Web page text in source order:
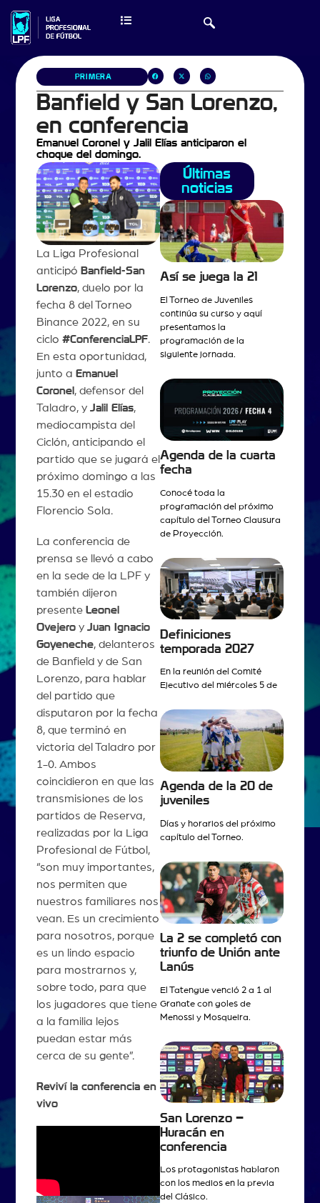
PRIMERA
Banfield y San Lorenzo,
en conferencia
Emanuel Coronel y Jalil Elías anticiparon el
choque del domingo.
La Liga Profesional
anticipó Banfield-San
Lorenzo, duelo por la
fecha 8 del Torneo
Binance 2022, en su
ciclo #ConferenciaLPF.
En esta oportunidad,
junto a Emanuel
Coronel , defensor del
Taladro, y Jalil Elías,
mediocampista del
Ciclón, anticipando el
partido que se jugará el
próximo domingo a las
15.30 en el estadio
Florencio Sola.
La conferencia de
prensa se llevó a cabo
en la sede de la LPF y
también dijeron
presente Leonel
Ovejeroy Juan Ignacio
Goyeneche, delanteros
de Banfield y de San
Lorenzo, para hablar
del partido que
disputaron por la fecha
8, que terminó en
victoria del Taladro por
1-0. Ambos
coincidieron en que las
transmisiones de los
partidos de Reserva,
realizadas por la Liga
Profesional de Fútbol,
“son muy importantes,
nos permiten que
nuestros familiares nos
vean. Es un crecimiento
para nosotros, porque
es un lindo espacio
para mostrarnos y,
sobre todo, para que
los jugadores que tiene
a la familia lejos
puedan estar más
cerca de su gente”.
Reviví la conferencia en
vivo
Últimas
noticias
Así se juega la 21
El Torneo de Juveniles
continúa su curso y aquí
presentamos la
programación de la
siguiente jornada.
Agenda de la cuarta
fecha
Conocé toda la
programación del próximo
capítulo del Torneo Clausura
de Proyección.
Definiciones
temporada 2027
En la reunión del Comité
Ejecutivo del miércoles 5 de
Agenda de la 20 de
juveniles
Días y horarios del próximo
capítulo del Torneo.
La 2 se completó con
triunfo de Unión ante
Lanús
El Tatengue venció 2 a 1 al
Granate con goles de
Menossi y Mosqueira.
San Lorenzo –
Huracán en
conferencia
Los protagonistas hablaron
con los medios en la previa
del Clásico.